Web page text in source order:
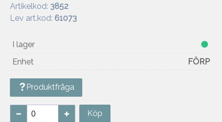
Artikelkod: 3852
Lev art.kod: 61073
I lager
Enhet
FÖRP
Produktfråga
Köp